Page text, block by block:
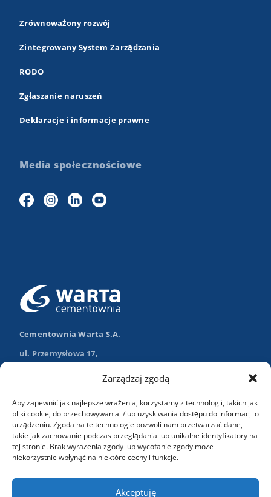
Zarządzaj zgodą
Aby zapewnić jak najlepsze wrażenia, korzystamy z technologii, takich jak
pliki cookie, do przechowywania i/lub uzyskiwania dostępu do informacji o
urządzeniu. Zgoda na te technologie pozwoli nam przetwarzać dane,
takie jak zachowanie podczas przeglądania lub unikalne identyfikatory na
tej stronie. Brak wyrażenia zgody lub wycofanie zgody może
niekorzystnie wpłynąć na niektóre cechy i funkcje.
Akceptuję
Zrównoważony rozwój
Zintegrowany System Zarządzania
RODO
Zgłaszanie naruszeń
Deklaracje i informacje prawne
Media społecznościowe
Cementownia Warta S.A.
ul. Przemysłowa 17,
Nawiguj w Google Maps
+48 (43) 84 13 003
info@wartasa.com.pl